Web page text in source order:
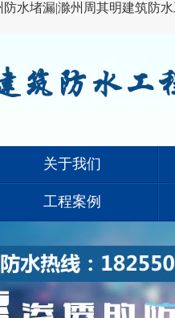
水堵漏|滁州周其明建筑防
关于我们
工程案例